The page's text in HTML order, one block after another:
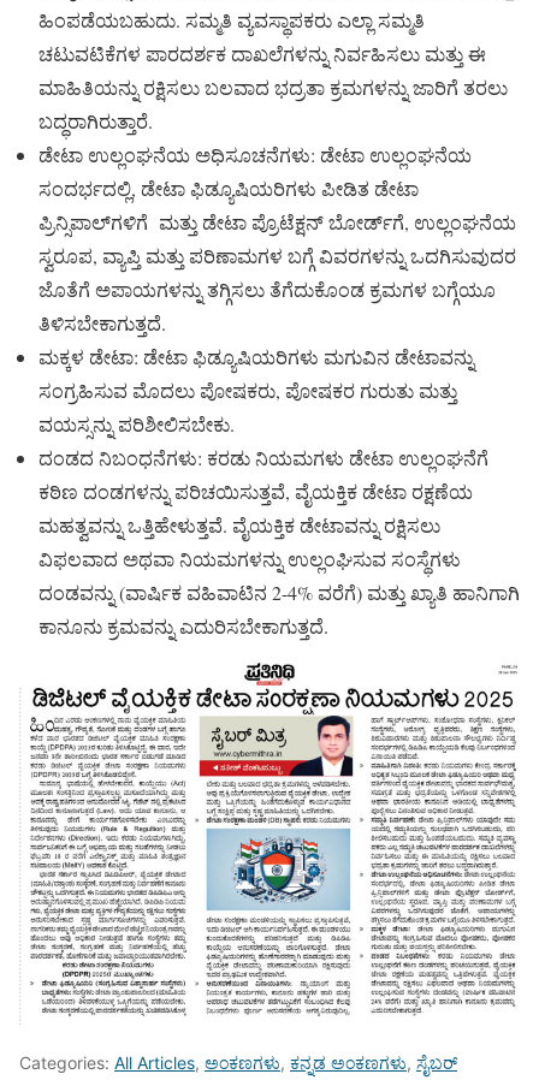
ಹಿಂಪಡೆಯಬಹುದು. ಸಮ್ಮತಿ ವ್ಯವಸ್ಥಾಪಕರು ಎಲ್ಲಾ ಸಮ್ಮತಿ
ಚಟುವಟಿಕೆಗಳ ಪಾರದರ್ಶಕ ದಾಖಲೆಗಳನ್ನು ನಿರ್ವಹಿಸಲು ಮತ್ತು ಈ
ಮಾಹಿತಿಯನ್ನು ರಕ್ಷಿಸಲು ಬಲವಾದ ಭದ್ರತಾ ಕ್ರಮಗಳನ್ನು ಜಾರಿಗೆ ತರಲು
ಬದ್ಧರಾಗಿರುತ್ತಾರೆ.
ಡೇಟಾ ಉಲ್ಲಂಘನೆಯ ಅಧಿಸೂಚನೆಗಳು: ಡೇಟಾ ಉಲ್ಲಂಘನೆಯ
ಸಂದರ್ಭದಲ್ಲಿ, ಡೇಟಾ ಫಿಡ್ಯೂಷಿಯರಿಗಳು ಪೀಡಿತ ಡೇಟಾ
ಪ್ರಿನ್ಸಿಪಾಲ್‌ಗಳಿಗೆ ಮತ್ತು ಡೇಟಾ ಪ್ರೊಟೆಕ್ಷನ್ ಬೋರ್ಡ್‌ಗೆ, ಉಲ್ಲಂಘನೆಯ
ಸ್ವರೂಪ, ವ್ಯಾಪ್ತಿ ಮತ್ತು ಪರಿಣಾಮಗಳ ಬಗ್ಗೆ ವಿವರಗಳನ್ನು ಒದಗಿಸುವುದರ
ಜೊತೆಗೆ ಅಪಾಯಗಳನ್ನು ತಗ್ಗಿಸಲು ತೆಗೆದುಕೊಂಡ ಕ್ರಮಗಳ ಬಗ್ಗೆಯೂ
ತಿಳಿಸಬೇಕಾಗುತ್ತದೆ.
ಮಕ್ಕಳ ಡೇಟಾ: ಡೇಟಾ ಫಿಡ್ಯೂಷಿಯರಿಗಳು ಮಗುವಿನ ಡೇಟಾವನ್ನು
ಸಂಗ್ರಹಿಸುವ ಮೊದಲು ಪೋಷಕರು, ಪೋಷಕರ ಗುರುತು ಮತ್ತು
ವಯಸ್ಸನ್ನು ಪರಿಶೀಲಿಸಬೇಕು.
ದಂಡದ ನಿಬಂಧನೆಗಳು: ಕರಡು ನಿಯಮಗಳು ಡೇಟಾ ಉಲ್ಲಂಘನೆಗೆ
ಕಠಿಣ ದಂಡಗಳನ್ನು ಪರಿಚಯಿಸುತ್ತವೆ, ವೈಯಕ್ತಿಕ ಡೇಟಾ ರಕ್ಷಣೆಯ
ಮಹತ್ವವನ್ನು ಒತ್ತಿಹೇಳುತ್ತವೆ. ವೈಯಕ್ತಿಕ ಡೇಟಾವನ್ನು ರಕ್ಷಿಸಲು
ವಿಫಲವಾದ ಅಥವಾ ನಿಯಮಗಳನ್ನು ಉಲ್ಲಂಘಿಸುವ ಸಂಸ್ಥೆಗಳು
ದಂಡವನ್ನು (ವಾರ್ಷಿಕ ವಹಿವಾಟಿನ 2-4% ವರೆಗೆ) ಮತ್ತು ಖ್ಯಾತಿ ಹಾನಿಗಾಗಿ
ಕಾನೂನು ಕ್ರಮವನ್ನು ಎದುರಿಸಬೇಕಾಗುತ್ತದೆ.
Categories: All Articles, ಅಂಕಣಗಳು, ಕನ್ನಡ ಅಂಕಣಗಳು, ಸೈಬರ್